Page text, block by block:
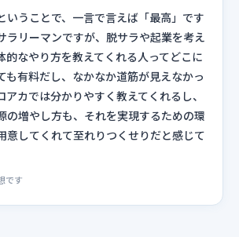
いうことで、一言で言えば「最高」です
ラリーマンですが、脱サラや起業を考え
的なやり方を教えてくれる人ってどこに
も有料だし、なかなか道筋が見えなかっ
アカでは分かりやすく教えてくれるし、
の増やし方も、それを実現するための環
意してくれて至れりつくせりだと感じて
です